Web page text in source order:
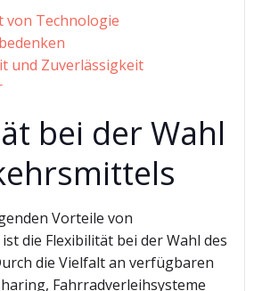
von Technologie
und Zuverlässigkeit
bei der Wahl
Vorteile von
die Flexibilität bei der Wahl des
die Vielfalt an verfügbaren
Fahrradverleihsysteme